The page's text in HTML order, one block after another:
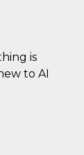
is
to AI